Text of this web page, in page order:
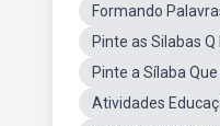
Formando
Pinte as Silabas
Pinte a Sílaba
Atividades